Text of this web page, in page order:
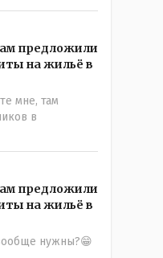
дают сбой - и
курсе своей
и удалённо -
современных и
массового
ребят
опыту
с
алюминевой
работать в селе
не имею-
и по семейной
китайскую
за 1
- это замутили
предложили
на жильё в
мне, там
в
предложили
на жильё в
нужны?😁